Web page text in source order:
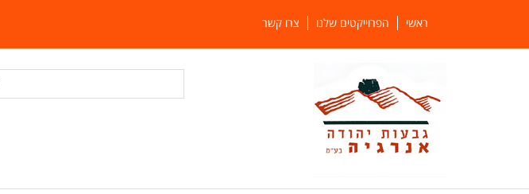
ראשי הפרוייקטים שלנו צרו קשר